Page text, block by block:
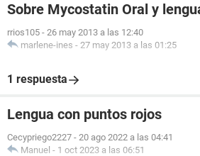
Sobre Mycostatin Oral y
rrios105 - 26 may 2013 a las 12:40
marlene-ines - 27 may 2013 a las 01:25
1 respuesta
Lengua con puntos rojos
Cecypriego2227 - 20 ago 2022 a las 04:41
Manuel - 1 oct 2023 a las 06:51